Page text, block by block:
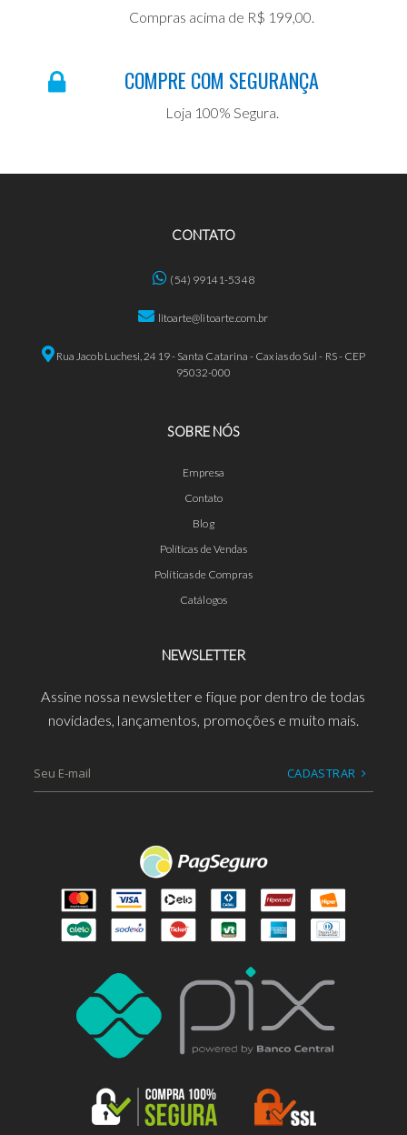
Compras acima de R$ 199,00.
COMPRE COM SEGURANÇA
Loja 100% Segura.
CONTATO
(54) 99141-5348
litoarte@litoarte.com.br
Rua Jacob Luchesi, 2419 - Santa Catarina - Caxias do Sul - RS - CEP
95032-000
SOBRE NÓS
Empresa
Contato
Blog
Políticas de Vendas
Políticas de Compras
Catálogos
NEWSLETTER
Assine nossa newsletter e fique por dentro de todas
novidades, lançamentos, promoções e muito mais.
CADASTRAR